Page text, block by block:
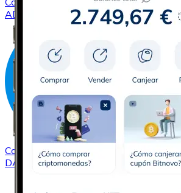
ADA
ComprarDashcon transferencia
DASH